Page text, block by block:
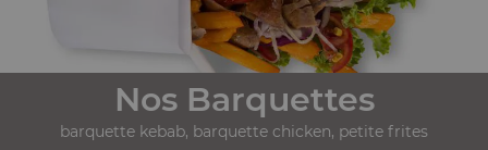
Nos Barquettes
barquette kebab, barquette chicken, petite frites